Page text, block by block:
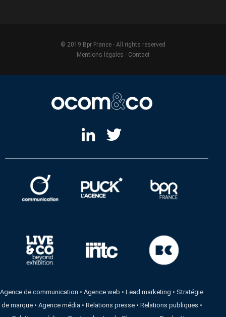
© 2019 Bpr France - All rights reserved
Mentions légales - Contact
Agence de communication •Agence web •Lead marketing • Stratégie
de marque• Agence média • Relations presse• Relations publiques •